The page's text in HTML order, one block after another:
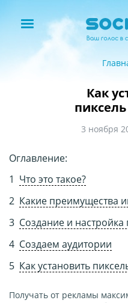
Как
3 ноября
Оглавление:
Что это такое?
Какие преимущества
Создание и настройка
Создаем аудитории
Как установить
Получать от рекламы